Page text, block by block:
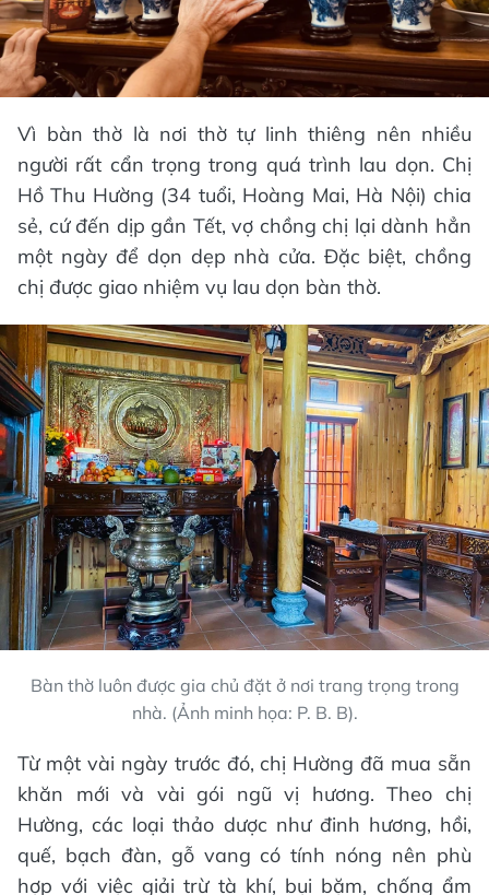
Vì bàn thờ là nơi thờ tự linh thiêng nên nhiều
người rất cẩn trọng trong quá trình lau dọn. Chị
Hồ Thu Hường (34 tuổi, Hoàng Mai, Hà Nội) chia
sẻ, cứ đến dịp gần Tết, vợ chồng chị lại dành hẳn
một ngày để dọn dẹp nhà cửa. Đặc biệt, chồng
chị được giao nhiệm vụ lau dọn bàn thờ.
Bàn thờ luôn được gia chủ đặt ở nơi trang trọng trong
nhà. (Ảnh minh họa: P. B. B).
Từ một vài ngày trước đó, chị Hường đã mua sẵn
khăn mới và vài gói ngũ vị hương. Theo chị
Hường, các loại thảo dược như đinh hương, hồi,
quế, bạch đàn, gỗ vang có tính nóng nên phù
hợp với việc giải trừ tà khí, bụi bặm, chống ẩm